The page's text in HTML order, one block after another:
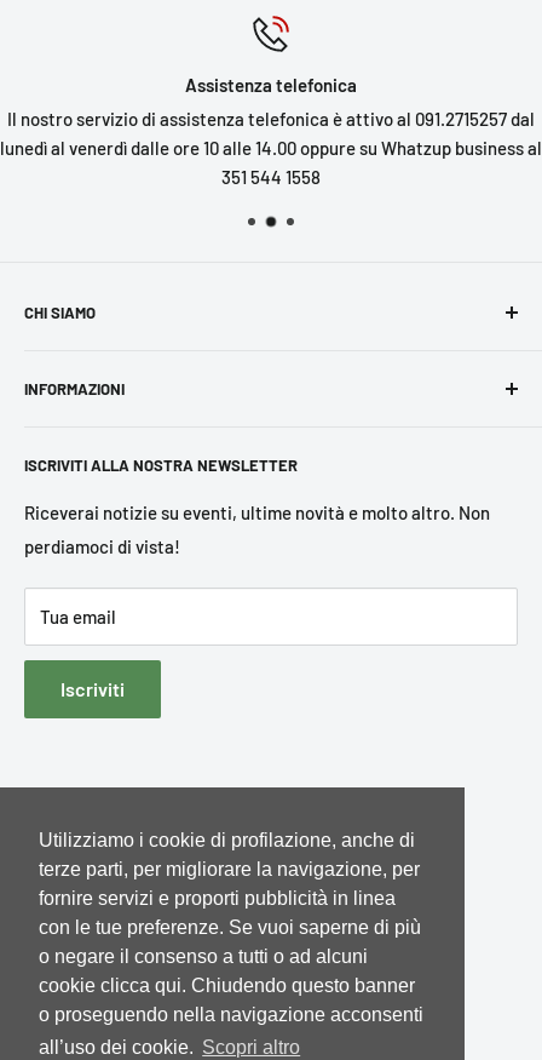
Utilizziamo i cookie di profilazione, anche di
terze parti, per migliorare la navigazione, per
fornire servizi e proporti pubblicità in linea
con le tue preferenze. Se vuoi saperne di più
o negare il consenso a tutti o ad alcuni
cookie clicca qui. Chiudendo questo banner
o proseguendo nella navigazione acconsenti
all’uso dei cookie. Scopri altro
Assistenza telefonica
Il nostro servizio di assistenza telefonica è attivo al 091.2715257 dal
lunedì al venerdì dalle ore 10 alle 14.00 oppure su Whatzup business al
351 544 1558
CHI SIAMO
di impegno civile,
interesse sono legalità, migrazioni, questione di genere,
INFORMAZIONI
Legal
Privacy Policy
Condizioni generali di vendita
Cookies e dati di navigazione
Contatti
ISCRIVITI ALLA NOSTRA NEWSLETTER
Riceverai notizie su eventi, ultime novità e molto altro. Non
perdiamoci di vista!
Tua email
Iscriviti
Seguici
We Accept